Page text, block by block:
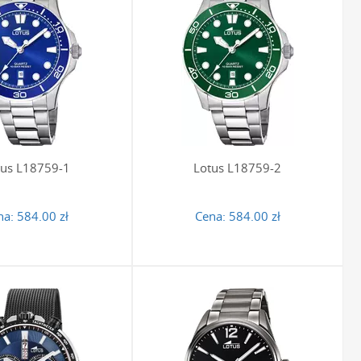
wybór?
o wyrazistym, zdecydowanym charakterze. Stalowa
masywności i podkreśla jego techniczną estetykę. Taki
- świetnie komponuje się zarówno z biznesowym
zapięcia z zabezpieczeniem chronią przed
cały dzień. To idealne połączenie hiszpańskiego,
się z naszą ofertą
opcji grawerowania zegarków
L18759-1
584.00 zł
Lotus L18759-2
Cena: 584.00 zł